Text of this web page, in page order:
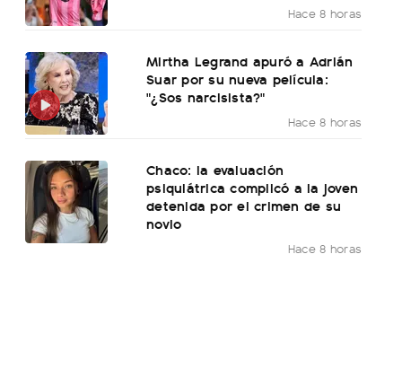
Hace 8 horas
Mirtha Legrand apuró a Adrián
Suar por su nueva película:
"¿Sos narcisista?"
Hace 8 horas
Chaco: la evaluación
psiquiátrica complicó a la joven
detenida por el crimen de su
novio
Hace 8 horas